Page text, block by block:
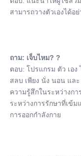
สามารถวางตัวเองได้อ
ถาม: เจ็บไหม? ?
ตอบ: โปรแกรม ตัว เอง
สลบ เพียง นั่ง นอน แล
ความรู้สึกในระหว่างก
ระหว่างการรักษาที่เข้ม
การออกกําลังกาย